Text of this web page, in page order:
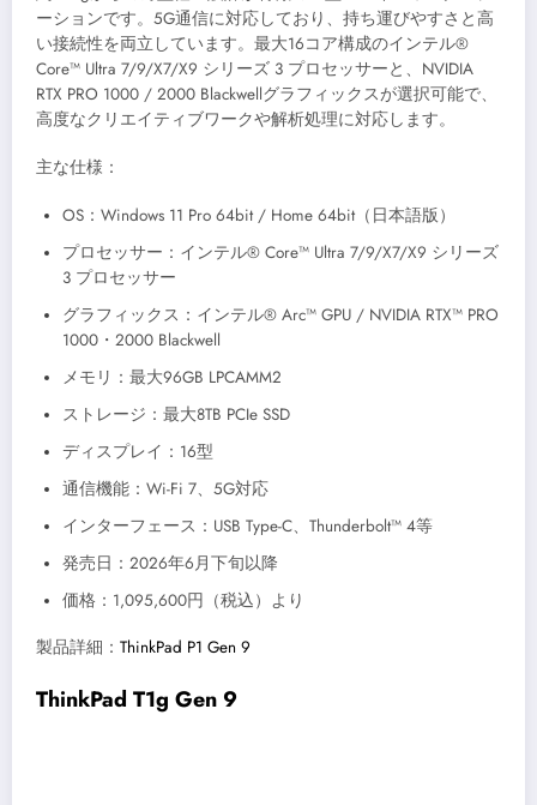
ーションです。5G通信に対応しており、持ち運びやすさと高
い接続性を両立しています。最大16コア構成のインテル®
Core™ Ultra 7/9/X7/X9 シリーズ 3 プロセッサーと、NVIDIA
RTX PRO 1000 / 2000 Blackwellグラフィックスが選択可能で、
高度なクリエイティブワークや解析処理に対応します。
主な仕様：
OS：Windows 11 Pro 64bit / Home 64bit（日本語版）
プロセッサー：インテル® Core™ Ultra 7/9/X7/X9 シリーズ
3 プロセッサー
グラフィックス：インテル® Arc™ GPU / NVIDIA RTX™ PRO
1000・2000 Blackwell
メモリ：最大96GB LPCAMM2
ストレージ：最大8TB PCIe SSD
ディスプレイ：16型
通信機能：Wi-Fi 7、5G対応
インターフェース：USB Type-C、Thunderbolt™ 4等
発売日：2026年6月下旬以降
価格：1,095,600円（税込）より
製品詳細： ThinkPad P1 Gen 9
ThinkPad T1g Gen 9